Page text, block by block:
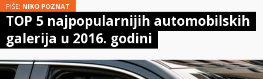
PIŠE: NIKO POZNAT
TOP 5 najpopularnijih automobilskih
galerija u 2016. godini